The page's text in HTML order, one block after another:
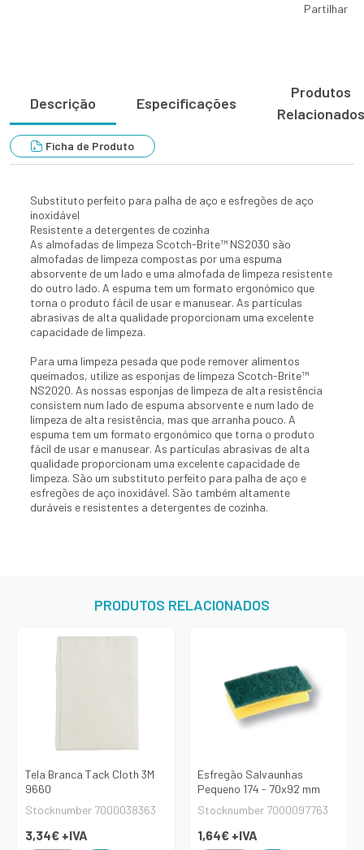
Partilhar
Descrição Especificações
Produtos
Relacionados
Ficha de Produto
Substituto perfeito para palha de aço e esfregões de aço
inoxidável
Resistente a detergentes de cozinha
As almofadas de limpeza Scotch-Brite™ NS2030 são
almofadas de limpeza compostas por uma espuma
absorvente de um lado e uma almofada de limpeza resistente
do outro lado. A espuma tem um formato ergonómico que
torna o produto fácil de usar e manusear. As partículas
abrasivas de alta qualidade proporcionam uma excelente
capacidade de limpeza.
Para uma limpeza pesada que pode remover alimentos
queimados, utilize as esponjas de limpeza Scotch-Brite™
NS2020. As nossas esponjas de limpeza de alta resistência
consistem num lado de espuma absorvente e num lado de
limpeza de alta resistência, mas que arranha pouco. A
espuma tem um formato ergonómico que torna o produto
fácil de usar e manusear. As partículas abrasivas de alta
qualidade proporcionam uma excelente capacidade de
limpeza. São um substituto perfeito para palha de aço e
esfregões de aço inoxidável. São também altamente
duráveis ​​e resistentes a detergentes de cozinha.
PRODUTOS RELACIONADOS
Tela Branca Tack Cloth 3M
9660
Stocknumber 7000038363
3,34€ +IVA
Esfregão Salvaunhas
Pequeno 174 - 70x92 mm
Stocknumber 7000097763
1,64€ +IVA